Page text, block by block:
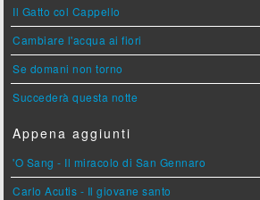
Il Gatto col Cappello
Cambiare l'acqua ai fiori
Se domani non torno
Succederà questa notte
Appena aggiunti
'O Sang - Il miracolo di San Gennaro
Carlo Acutis - Il giovane santo